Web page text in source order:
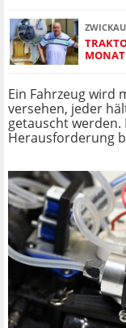
ZWICKAU
Ein Fahrzeug wird
versehen, jeder
getauscht
Herausforderung